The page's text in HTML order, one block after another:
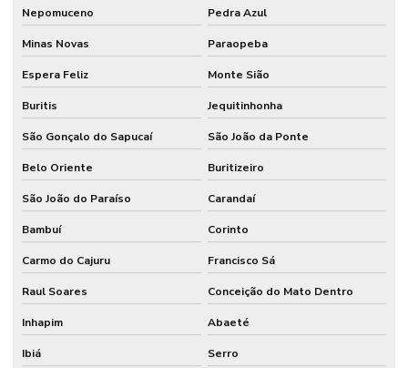
Nepomuceno Pedra Azul
Minas Novas Paraopeba
Espera Feliz Monte Sião
Buritis Jequitinhonha
São Gonçalo do Sapucaí São João da Ponte
Belo Oriente Buritizeiro
São João do Paraíso Carandaí
Bambuí Corinto
Carmo do Cajuru Francisco Sá
Raul Soares Conceição do Mato Dentro
Inhapim Abaeté
Ibiá Serro